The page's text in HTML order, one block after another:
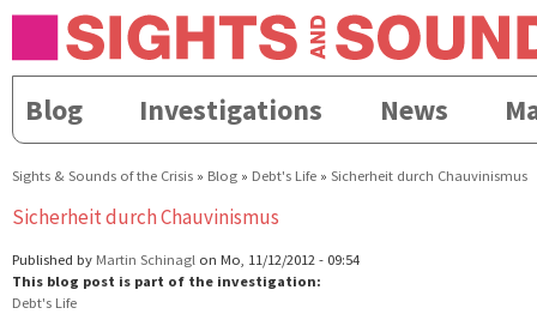
Direkt
Skip to
navigation
Hauptmenü
Blog Investigations News
Sights & Sounds of the Crisis » Blog » Debt's Life » Sicherheit durch Chauvinismus
Sicherheit durch Chauvinismus
Published by Martin Schinagl on Mo, 11/12/2012 - 09:54
This blog post is part of the investigation:
Debt's Life